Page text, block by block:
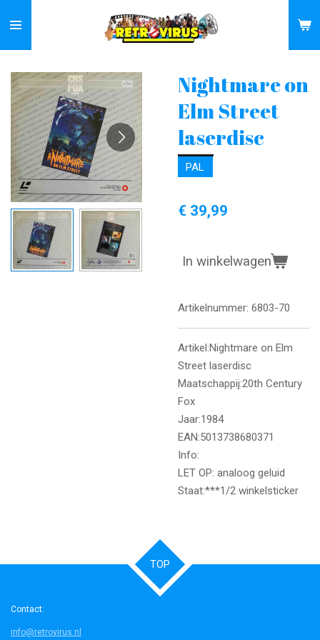
direct
naar
hoofdinhoud
Nightmare on
Elm Street
laserdisc
PAL
€ 39,99
In winkelwagen
Artikelnummer: 6803-70
Artikel:Nightmare on Elm
Street laserdisc
Maatschappij:20th Century
Fox
Jaar:1984
EAN:5013738680371
Info:
LET OP: analoog geluid
Staat:***1/2 winkelsticker
TOP
Contact:
info@retrovirus.nl